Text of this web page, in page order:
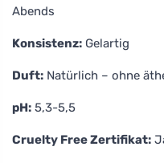
Abends
Konsistenz: Gelartig
Duft: Natürlich – ohne
pH: 5,3-5,5
Cruelty Free Zertifikat: